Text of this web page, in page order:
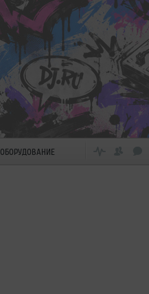
ОБОРУДОВАНИЕ